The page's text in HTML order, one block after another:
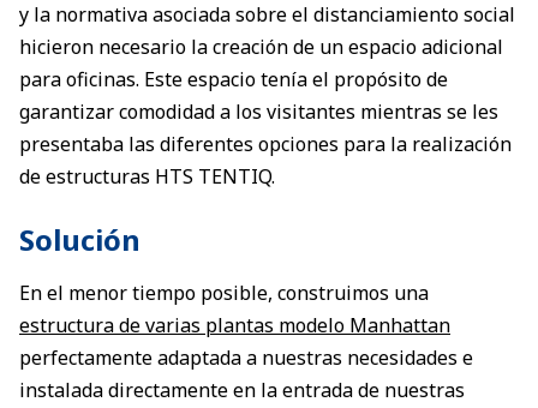
y la normativa asociada sobre el distanciamiento social
hicieron necesario la creación de un espacio adicional
para oficinas. Este espacio tenía el propósito de
garantizar comodidad a los visitantes mientras se les
presentaba las diferentes opciones para la realización
de estructuras HTS TENTIQ.
Solución
En el menor tiempo posible, construimos una
estructura de varias plantas modelo Manhattan
perfectamente adaptada a nuestras necesidades e
instalada directamente en la entrada de nuestras